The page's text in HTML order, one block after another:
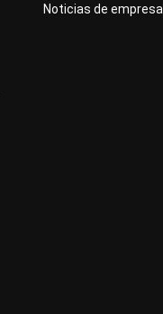
Noticias de